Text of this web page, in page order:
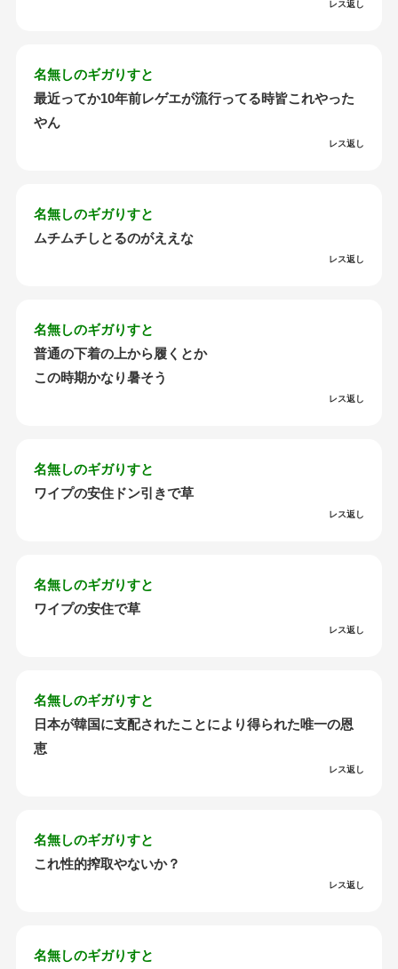
レス返し
名無しのギガりすと
最近ってか10年前レゲエが流行ってる時皆これやった
やん
レス返し
名無しのギガりすと
ムチムチしとるのがええな
レス返し
名無しのギガりすと
普通の下着の上から履くとか
この時期かなり暑そう
レス返し
名無しのギガりすと
ワイプの安住ドン引きで草
レス返し
名無しのギガりすと
ワイプの安住で草
レス返し
名無しのギガりすと
日本が韓国に支配されたことにより得られた唯一の恩
恵
レス返し
名無しのギガりすと
これ性的搾取やないか？
レス返し
名無しのギガりすと